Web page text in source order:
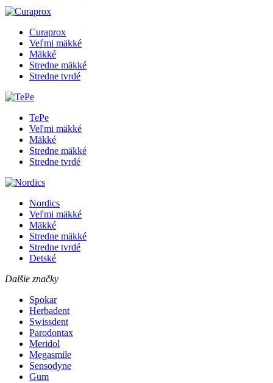
Curaprox
Veľmi mäkké
Mäkké
Stredne mäkké
Stredne tvrdé
TePe
Veľmi mäkké
Mäkké
Stredne mäkké
Stredne tvrdé
Nordics
Veľmi mäkké
Mäkké
Stredne mäkké
Stredne tvrdé
Detské
Dalšie značky
Spokar
Herbadent
Swissdent
Parodontax
Meridol
Megasmile
Sensodyne
Gum